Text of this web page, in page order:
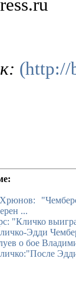
(http://
...
"Кличко
Эдди
о бое